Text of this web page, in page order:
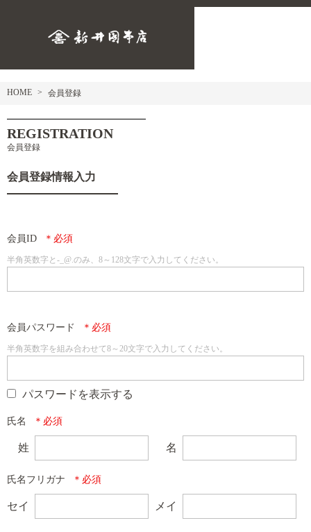
HOME 会員登録
REGISTRATION
会員登録
会員登録情報入力
会員ID
半角英数字と-_@.のみ、8～128文字で入力してください。
会員パスワード
半角英数字を組み合わせて8～20文字で入力してください。
パスワードを表示する
氏名
姓 名
氏名フリガナ
セイ メイ